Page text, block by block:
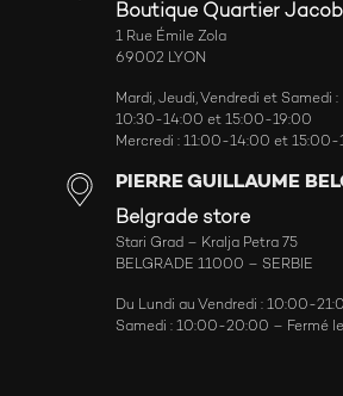
Boutique Quartier
1 Rue Émile Zola
69002 LYON
Mardi, Jeudi, Vendredi et Samedi :
10:30-14:00 et 15:00-19:00
Mercredi : 11:00-14:00 et 15:00-
PIERRE GUILLAUME
Belgrade store
Stari Grad – Kralja Petra 75
BELGRADE 11000 – SERBIE
Du Lundi au Vendredi : 10:00-
Samedi : 10:00-20:00 – Fermé